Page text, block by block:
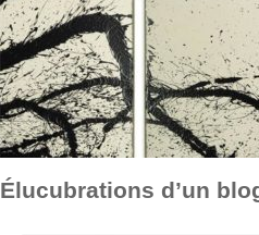
Élucubrations d’un